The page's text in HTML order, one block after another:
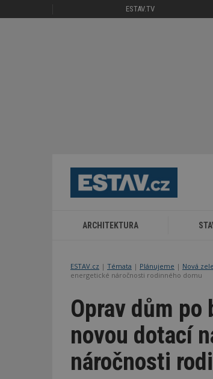
ESTAV.TV
ARCHITEKTURA
ESTAV.cz Témata Plánujeme Nová
energetické náročnosti rodinného domu
Oprav dům
novou dotací
náročnosti